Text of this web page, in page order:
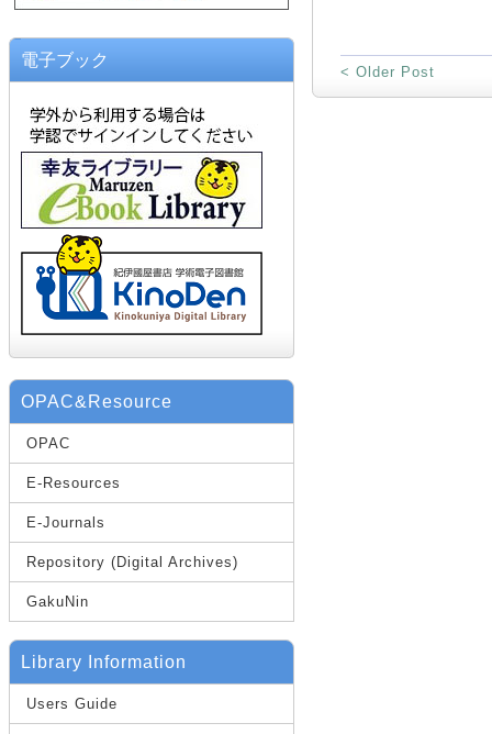
電子ブック
OPAC&Resource
OPAC
E-Resources
E-Journals
Repository (Digital Archives)
GakuNin
Library Information
Users Guide
< Older Post